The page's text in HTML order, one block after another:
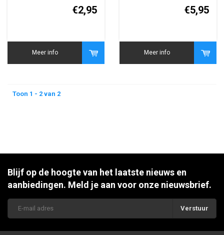
€2,95
Meer info
€5,95
Meer info
Toon 1 - 2 van 2
Blijf op de hoogte van het laatste nieuws en
aanbiedingen. Meld je aan voor onze nieuwsbrief.
Verstuur